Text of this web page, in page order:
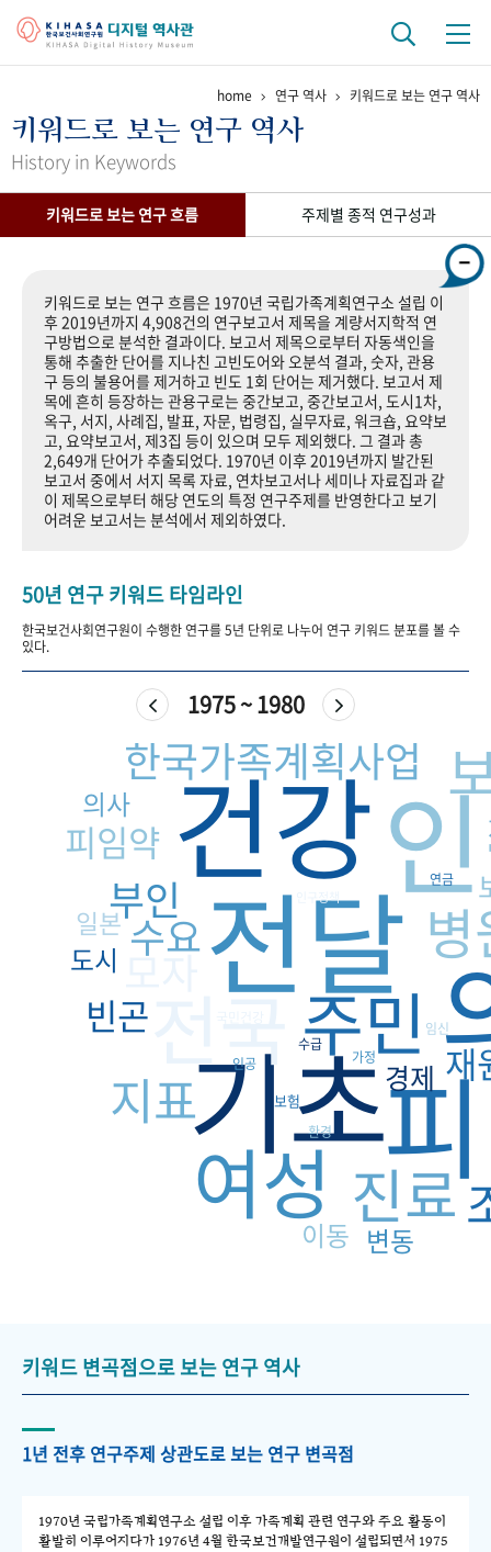
걸어온 길 기관 변천사 역대 기관장
연구 역사
기록물 아카이브
사진 아카이브 문서 기록물 행정박물 영상 기록물
+1주년 기념
성과 50선 숫자로 보는 50년 50+1주년 광장
세계와 함께 한 KIHASA
VR 역사관
home 연구 역사 키워드로 보는 연구 역사
키워드로 보는 연구 역사
History in Keywords
키워드로 보는 연구 흐름 주제별 종적 연구성과
키워드로 보는 연구 흐름은 1970년 국립가족계획연구소 설립 이
후 2019년까지 4,908건의 연구보고서 제목을 계량서지학적 연
구방법으로 분석한 결과이다. 보고서 제목으로부터 자동색인을
통해 추출한 단어를 지나친 고빈도어와 오분석 결과, 숫자, 관용
구 등의 불용어를 제거하고 빈도 1회 단어는 제거했다. 보고서 제
목에 흔히 등장하는 관용구로는 중간보고, 중간보고서, 도시1차,
옥구, 서지, 사례집, 발표, 자문, 법령집, 실무자료, 워크숍, 요약보
고, 요약보고서, 제3집 등이 있으며 모두 제외했다. 그 결과 총
2,649개 단어가 추출되었다. 1970년 이후 2019년까지 발간된
보고서 중에서 서지 목록 자료, 연차보고서나 세미나 자료집과 같
이 제목으로부터 해당 연도의 특정 연구주제를 반영한다고 보기
어려운 보고서는 분석에서 제외하였다.
50년 연구 키워드 타임라인
한국보건사회연구원이 수행한 연구를 5년 단위로 나누어 연구 키워드 분포를 볼 수
있다.
1975 ~ 1980
기초
전달
건강
전국
여성
주민
진료
지표
한국가족계획사업
모자
수요
부인
빈곤
피임약
재
경제
변동
이동
도시
의사
일본
보험
가정
연금
수급
환경
임신
인공
인구정책
키워드 변곡점으로 보는 연구 역사
1년 전후 연구주제 상관도로 보는 연구 변곡점
1970년 국립가족계획연구소 설립 이후 가족계획 관련 연구와 주요 활동이
활발히 이루어지다가 1976년 4월 한국보건개발연구원이 설립되면서 1975